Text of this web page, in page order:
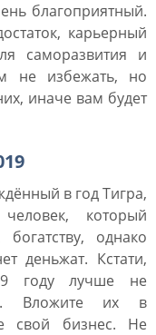
благоприятный.
карьерный
саморазвития и
не избежать, но
иначе вам будет
в год Тигра,
который
богатству, однако
деньжат. Кстати,
году лучше не
Вложите их в
свой бизнес. Не